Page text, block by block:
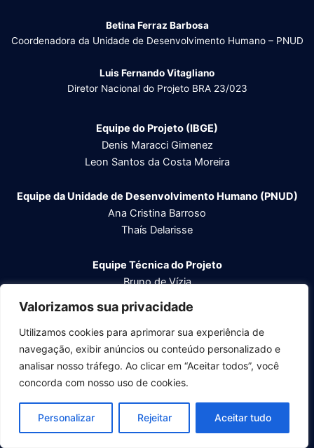
Valorizamos sua privacidade
Utilizamos cookies para aprimorar sua experiência de
navegação, exibir anúncios ou conteúdo personalizado e
analisar nosso tráfego. Ao clicar em “Aceitar todos”, você
concorda com nosso uso de cookies.
Personalizar Rejeitar Aceitar tudo
Betina Ferraz Barbosa
Coordenadora da Unidade de Desenvolvimento Humano – PNUD
Luis Fernando Vitagliano
Diretor Nacional do Projeto BRA 23/023
Equipe do Projeto (IBGE)
Denis Maracci Gimenez
Leon Santos da Costa Moreira
Equipe da Unidade de Desenvolvimento Humano (PNUD)
Ana Cristina Barroso
Thaís Delarisse
Equipe Técnica do Projeto
Bruno de Vízia
Daniel de Mattos Höfling
Felipe Sampaio
Inaê Quirino Santos
Marcio Costa
Tatiana Portela
Copyright® Diálogos Nacionais para o Desenvolvimento